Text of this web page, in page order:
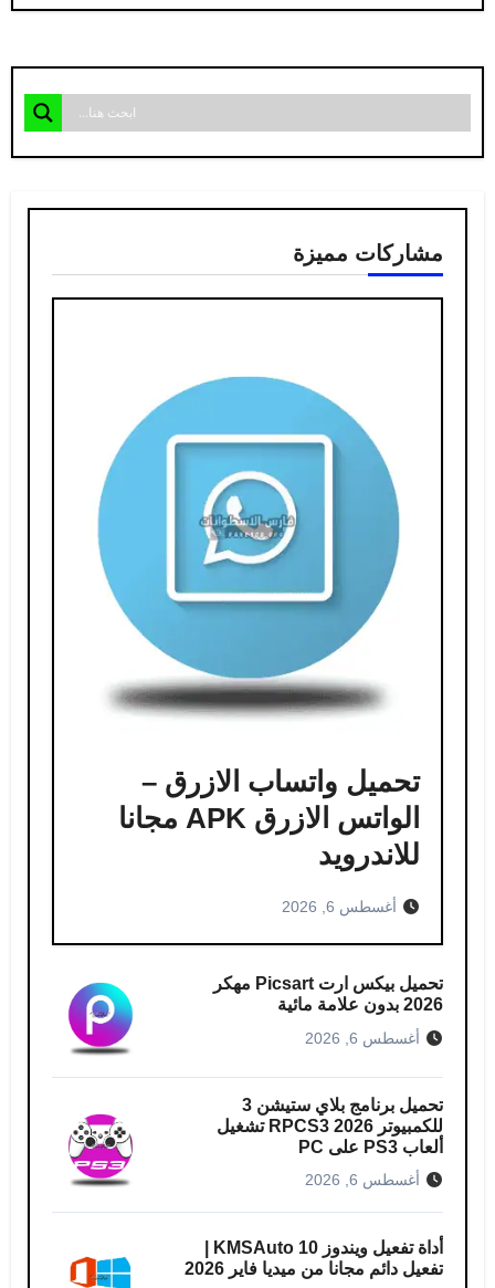
مشاركات مميزة
تحميل واتساب الازرق –
الواتس الازرق APK مجانا
للاندرويد
أغسطس 6, 2026
تحميل بيكس ارت Picsart مهكر
2026 بدون علامة مائية
أغسطس 6, 2026
تحميل برنامج بلاي ستيشن 3
للكمبيوتر RPCS3 2026 تشغيل
ألعاب PS3 على PC
أغسطس 6, 2026
تفعيل دائم مجانا من ميديا فاير 2026